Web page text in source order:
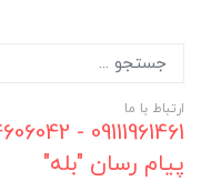
ارتباط با ما
پیام رسان "بله"